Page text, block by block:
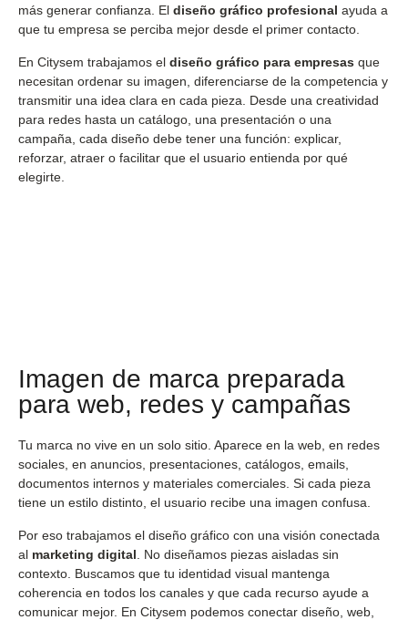
más generar confianza. El diseño gráfico profesional ayuda a
que tu empresa se perciba mejor desde el primer contacto.
En Citysem trabajamos el diseño gráfico para empresas que
necesitan ordenar su imagen, diferenciarse de la competencia y
transmitir una idea clara en cada pieza. Desde una creatividad
para redes hasta un catálogo, una presentación o una
campaña, cada diseño debe tener una función: explicar,
reforzar, atraer o facilitar que el usuario entienda por qué
elegirte.
Imagen de marca preparada
para web, redes y campañas
Tu marca no vive en un solo sitio. Aparece en la web, en redes
sociales, en anuncios, presentaciones, catálogos, emails,
documentos internos y materiales comerciales. Si cada pieza
tiene un estilo distinto, el usuario recibe una imagen confusa.
Por eso trabajamos el diseño gráfico con una visión conectada
al marketing digital . No diseñamos piezas aisladas sin
contexto. Buscamos que tu identidad visual mantenga
coherencia en todos los canales y que cada recurso ayude a
comunicar mejor. En Citysem podemos conectar diseño, web,